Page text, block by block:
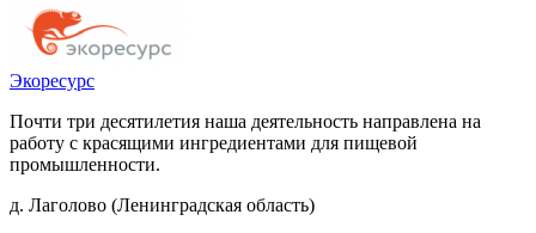
Экоресурс
Почти три десятилетия наша деятельность направлена на
работу с красящими ингредиентами для пищевой
промышленности.
д. Лаголово (Ленинградская область)